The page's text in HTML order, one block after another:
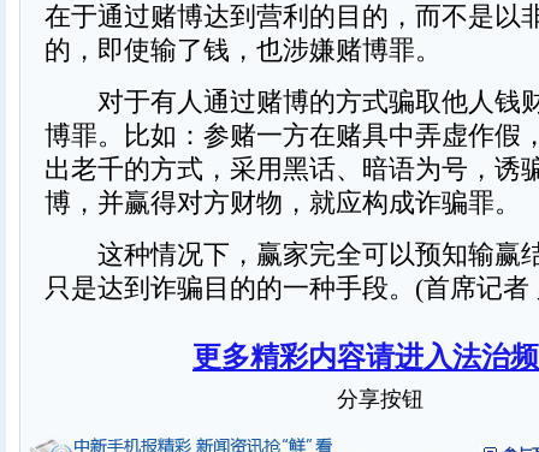
在于通过赌博达到营利的目的，而不是以
的，即使输了钱，也涉嫌赌博罪。
对于有人通过赌博的方式骗取他人钱
博罪。比如：参赌一方在赌具中弄虚作假
出老千的方式，采用黑话、暗语为号，诱
博，并赢得对方财物，就应构成诈骗罪。
这种情况下，赢家完全可以预知输赢
只是达到诈骗目的的一种手段。(首席记者
更多精彩内容请进入法治
分享按钮